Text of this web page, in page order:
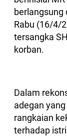
berlangsung
Rabu (16/4/
tersangka
korban.
Dalam
adegan
rangkaian
terhadap